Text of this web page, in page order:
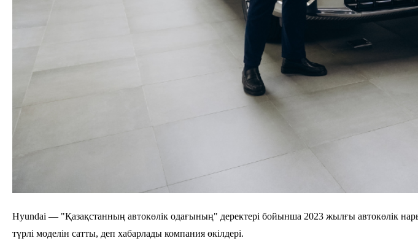
Hyundai — "Қазақстанның автокөлік одағының" деректері бойынша 2023 жылғы автокөлік
түрлі моделін сатты, деп хабарлады компания өкілдері.